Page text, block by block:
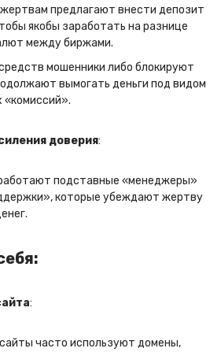
предлагают внести депозит
якобы заработать на разнице
между биржами.
мошенники либо блокируют
вымогать деньги под видом
«комиссий».
доверия:
подставные «менеджеры»
которые убеждают жертву
:
часто используют домены,